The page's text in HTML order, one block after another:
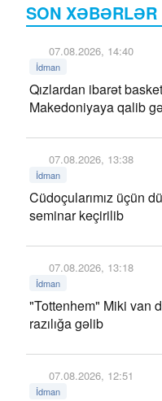
SON XƏBƏRLƏR
07.08.2026, 14:40
İdman
Qızlardan ibarət
Makedoniyaya qalib
07.08.2026, 13:38
İdman
Cüdoçularımız üçün
seminar keçirilib
07.08.2026, 13:18
İdman
"Tottenhem" Miki van
razılığa gəlib
07.08.2026, 12:51
İdman